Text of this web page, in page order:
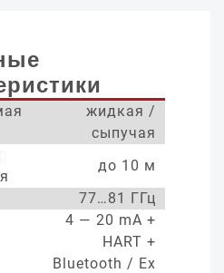
жидкая /
сыпучая
до 10 м
77…81 ГГц
4 — 20 mA +
HART +
Bluetooth / Ex